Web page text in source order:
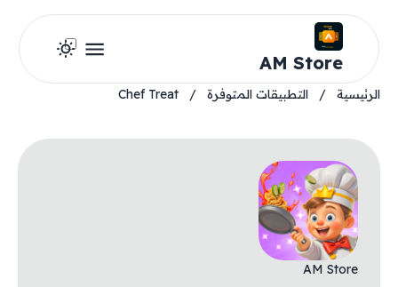
AM Store
الرئيسية / التطبيقات المتوفرة /
Chef Treat
AM Store